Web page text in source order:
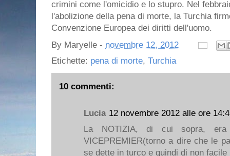
crimini come l'omicidio e lo stupro. Nel
l'abolizione della pena di morte, la Turchia
Convenzione Europea dei diritti dell'uomo.
By Maryelle - novembre 12, 2012
Etichette: pena di morte, Turchia
10 commenti:
Lucia 12 novembre 2012 alle ore
La NOTIZIA, di cui sopra,
VICEPREMIER(torno a dire che le
se dette in turco e quindi di non